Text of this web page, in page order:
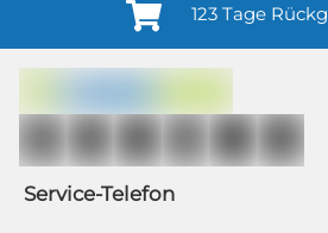
Anmelden¹
casando (Holz-Richter GmbH) sowie zur
Auswertung individueller Öffnungs- und
jederzeit mit Wirkung für die Zukunft und ohne
Weitere Informationen findest du in unserer
123 Tage
Service-Telefon